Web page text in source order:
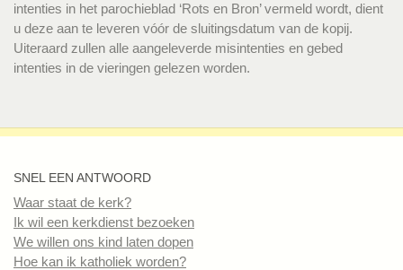
intenties in het parochieblad ‘Rots en Bron’ vermeld wordt, dient
u deze aan te leveren vóór de sluitingsdatum van de kopij.
Uiteraard zullen alle aangeleverde misintenties en gebed
intenties in de vieringen gelezen worden.
SNEL EEN ANTWOORD
Waar staat de kerk?
Ik wil een kerkdienst bezoeken
We willen ons kind laten dopen
Hoe kan ik katholiek worden?